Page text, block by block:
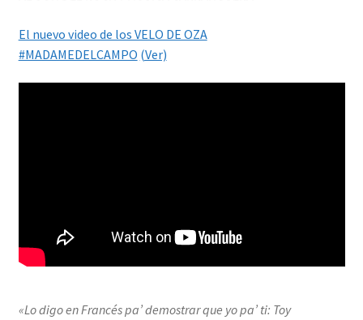
El nuevo video de los VELO DE OZA
#MADAMEDELCAMPO (Ver)
«Lo digo en Francés pa’ demostrar que yo pa’ ti: Toy